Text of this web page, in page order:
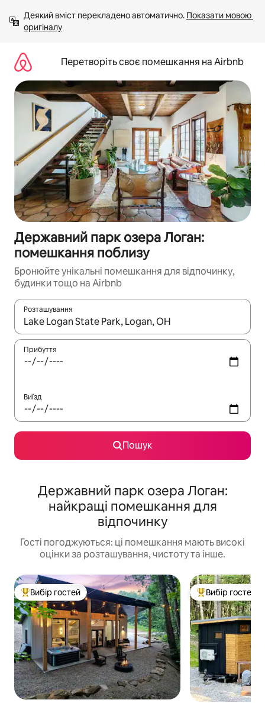
вмісту
Деякий вміст перекладено автоматично. Показати мовою
оригіналу
Перетворіть своє помешкання на Airbnb
Державний парк озера Логан:
помешкання поблизу
Бронюйте унікальні помешкання для відпочинку,
будинки тощо на Airbnb
Розташування
Отримавши результати пошуку, використовуйте для
Прибуття
Виїзд
Пошук
Державний парк озера Логан:
найкращі помешкання для
відпочинку
Гості погоджуються: ці помешкання мають високі
оцінки за розташування, чистоту та інше.
Топ вибір гостей
Вибір гостей Топ вибір гостей
Вибір гостей